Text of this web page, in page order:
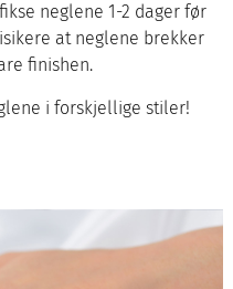
neglene 1-2 dager før
at neglene brekker
finishen.
i forskjellige stiler!